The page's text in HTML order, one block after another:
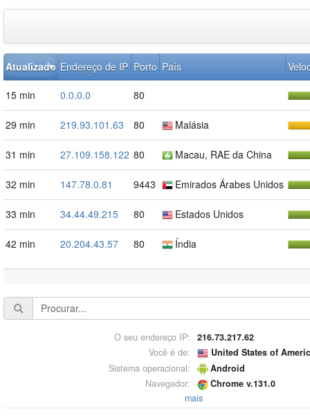
Atualizado Endereço de IP Porto País
15 min 0.0.0.0 80
29 min 219.93.101.63 80 Malásia
31 min 27.109.158.122 80 Macau, RAE da China
32 min 147.78.0.81 9443 Emirados Árabes Unidos
33 min 34.44.49.215 80 Estados Unidos
42 min 20.204.43.57 80 Índia
O seu endereço IP:
216.73.217.62
Você é de:
United States of
Sistema operacional:
Android
Navegador:
Chrome v.131.0
mais